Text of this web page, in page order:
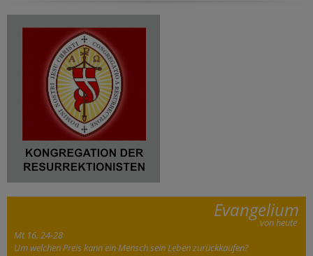
Evangelium
von heute
Mt 16, 24-28
Um welchen Preis kann ein Mensch sein Leben zurückkaufen?